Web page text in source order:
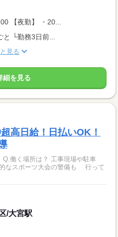
【夜勤】 ・20...
└勤務3日前...
見る
細を見る
高日給！日払いOK！
/大宮駅